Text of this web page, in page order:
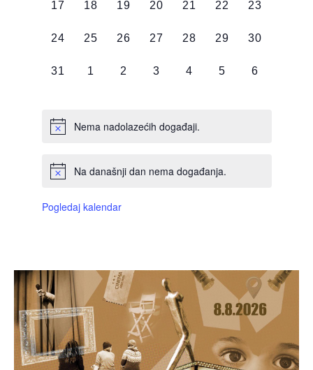
0
17
0
18
0
19
0
20
0
21
0
22
0
23
0
24
0
25
0
26
0
27
0
28
0
29
0
30
0
31
0
1
0
2
0
3
0
4
0
5
0
6
Nema nadolazećih događaji.
Na današnji dan nema događanja.
Pogledaj kalendar